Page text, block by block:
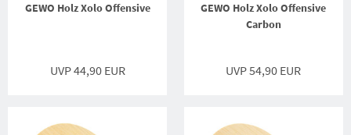
GEWO Holz Xolo Offensive
UVP 44,90 EUR
GEWO Holz Xolo Offensive
Carbon
UVP 54,90 EUR